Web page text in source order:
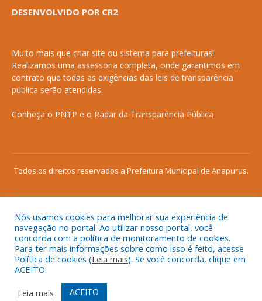
DESENVOLVIDO POR CR2
Muito mais que criar site ou sistema para prefeituras!
Realizamos uma assessoria completa, onde garantimos em
contrato que todas as exigências das leis de transparência
pública serão atendidas.
Conheça o PNTP e o Radar da Transparência Pública
Todos os direitos reservados a Prefeitura Municipal de Anapurus.
Mapa do Site
Acessar Área Administrativa
Acessar o Webmail
Nós usamos cookies para melhorar sua experiência de
navegação no portal. Ao utilizar nosso portal, você
concorda com a política de monitoramento de cookies.
Para ter mais informações sobre como isso é feito, acesse
Política de cookies (Leia mais). Se você concorda, clique em
ACEITO.
Leia mais
ACEITO